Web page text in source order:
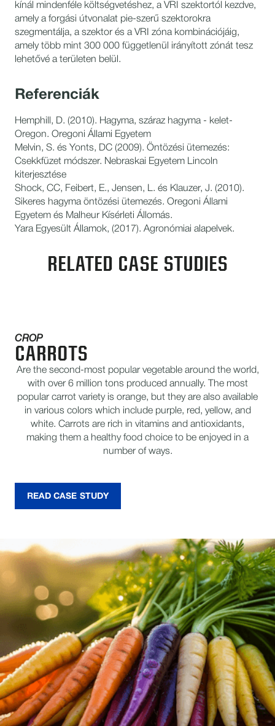
kínál mindenféle költségvetéshez, a VRI szektortól kezdve,
amely a forgási útvonalat pie-szerű szektorokra
szegmentálja, a szektor és a VRI zóna kombinációjáig,
amely több mint 300 000 függetlenül irányított zónát tesz
lehetővé a területen belül.
Referenciák
Hemphill, D. (2010). Hagyma, száraz hagyma - kelet-
Oregon. Oregoni Állami Egyetem
Melvin, S. és Yonts, DC (2009). Öntözési ütemezés:
Csekkfüzet módszer. Nebraskai Egyetem Lincoln
kiterjesztése
Shock, CC, Feibert, E., Jensen, L. és Klauzer, J. (2010).
Sikeres hagyma öntözési ütemezés. Oregoni Állami
Egyetem és Malheur Kísérleti Állomás.
Yara Egyesült Államok, (2017). Agronómiai alapelvek.
RELATED CASE STUDIES
CROP
CARROTS
Are the second-most popular vegetable around the world,
with over 6 million tons produced annually. The most
popular carrot variety is orange, but they are also available
in various colors which include purple, red, yellow, and
white. Carrots are rich in vitamins and antioxidants,
making them a healthy food choice to be enjoyed in a
number of ways.
READ CASE STUDY